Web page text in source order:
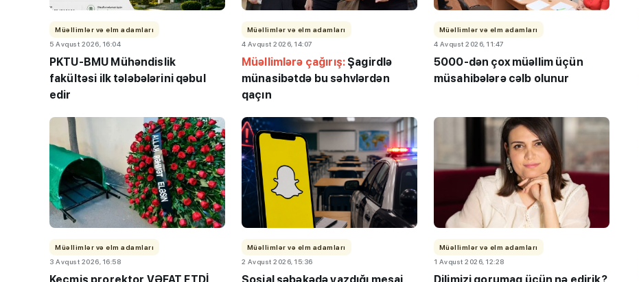
Müəllimlər və elm adamları
5 Avqust 2026, 16:04
PKTU-BMU Mühəndislik
fakültəsi ilk tələbələrini qəbul
edir
Müəllimlər və elm adamları
4 Avqust 2026, 14:07
Müəllimlərə çağırış:Şagirdlə
münasibətdə bu səhvlərdən
qaçın
Müəllimlər və elm adamları
4 Avqust 2026, 11:47
5000-dən çox müəllim üçün
müsahibələrə cəlb olunur
Müəllimlər və elm adamları
3 Avqust 2026, 16:58
Müəllimlər və elm adamları
2 Avqust 2026, 15:36
Müəllimlər və elm adamları
1 Avqust 2026, 12:28